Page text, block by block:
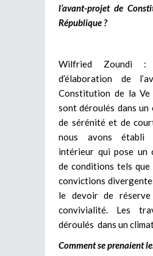
l’avant-projet de
République ?
Wilfried Zoundi :
d’élaboration de
Constitution de la Ve
sont déroulés dans un
de sérénité et de
nous avons établi
intérieur qui pose un
de conditions tels
convictions
le devoir de
convivialité. Les
déroulés dans un
Comment se prenaient